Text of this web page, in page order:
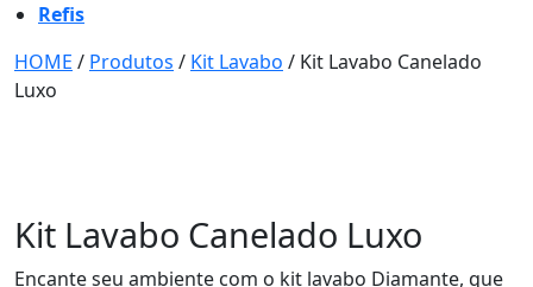
Refis
HOME / Produtos / Kit Lavabo / Kit Lavabo Canelado
Luxo
Kit Lavabo Canelado Luxo
Encante seu ambiente com o kit lavabo Diamante, que